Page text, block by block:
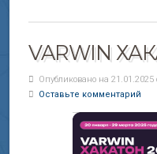
VARWIN
Опубликовано на 21.01.2025
Оставьте комментарий